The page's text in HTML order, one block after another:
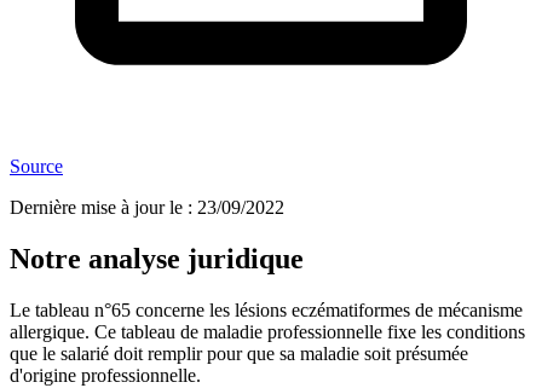
Source
Dernière mise à jour le : 23/09/2022
Notre analyse juridique
Le tableau n°65 concerne les lésions eczématiformes de mécanisme
allergique. Ce tableau de maladie professionnelle fixe les conditions
que le salarié doit remplir pour que sa maladie soit présumée
d'origine professionnelle.